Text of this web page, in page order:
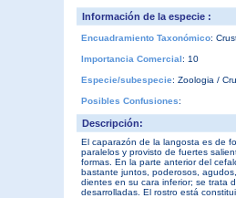
Información de la especie :
Encuadramiento Taxonómico:
Importancia Comercial: 10
Especie/subespecie: Zoologia /
Posibles Confusiones:
Descripción:
El caparazón de la langosta es de
paralelos y provisto de fuertes
formas. En la parte anterior del
bastante juntos, poderosos,
dientes en su cara inferior; se trata
desarrolladas. El rostro está